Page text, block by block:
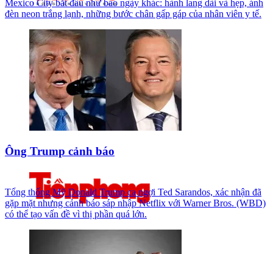
Mexico City bắt đầu như bao ngày khác: hành lang dài và hẹp, ánh
đèn neon trắng lạnh, những bước chân gấp gáp của nhân viên y tế.
Ông Trump cảnh báo
Tổng thống Mỹ Donald Trump ca ngợi Ted Sarandos, xác nhận đã
gặp mặt nhưng cảnh báo sáp nhập Netflix với Warner Bros. (WBD)
có thể tạo vấn đề vì thị phần quá lớn.